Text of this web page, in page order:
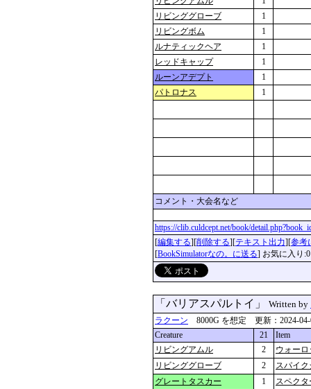
リビンググローブ
1
リビングボム
1
ルナティックヘア
1
レッドキャップ
1
ルーンアデプト
1
パトロナス
1
コメント・大会名など
https://clib.culdcept.net/book/
[編集する][削除する][テキスト出力][参考
[BookSimulatorなの。に送る] お気に入り:0
「バリアスパルトイ」 Written by
ラクーン 8000G を想定 更新：2024-04-
Creature
21
Item
リビングアムル
2
ウォー
リビンググローブ
2
スパイ
グレートタスカー
1
スペク